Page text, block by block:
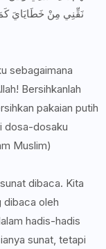
نَقِّنِي مِنْ خَطَايَايَ
sebagaimana
Bersihkanlah
pakaian putih
dosa-dosaku
Muslim)
dibaca. Kita
dibaca oleh
hadis-hadis
sunat, tetapi